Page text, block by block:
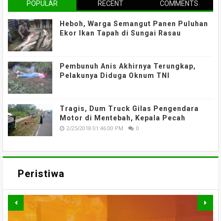
POPULAR RECENT COMMENTS
Heboh, Warga Semangut Panen Puluhan
Ekor Ikan Tapah di Sungai Rasau
Pembunuh Anis Akhirnya Terungkap,
Pelakunya Diduga Oknum TNI
Tragis, Dum Truck Gilas Pengendara
Motor di Mentebah, Kepala Pecah
2/25/2018 01:46:00 PM 0
Peristiwa